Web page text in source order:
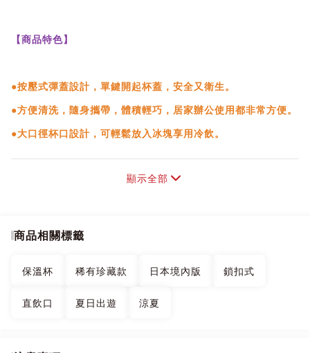
【商品特色】
●按壓式彈蓋設計，單鍵開起杯蓋，安全又衛生。
●方便清洗，隨身攜帶，體積輕巧，居家辦公使用都非常方便。
●大口徑杯口設計，可輕鬆放入冰塊享用冷飲。
●304不鏽鋼選材，安心食用無負擔。
顯示全部
商品相關標籤
保溫杯 稀有珍藏款 日本境內版 鎖扣式
直飲口 夏日出遊 涼夏